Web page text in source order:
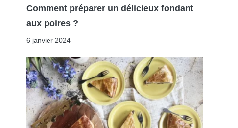
Comment préparer un délicieux fondant
aux poires ?
6 janvier 2024